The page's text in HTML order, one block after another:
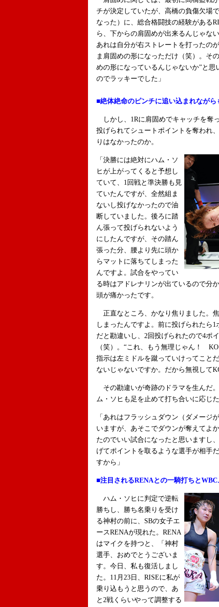
チが決定していたが、高橋の負傷欠場
なった）に、総合格闘技の経験がある
ら、下からの肩固めが出来るんじゃな
あれは自分が右ストレートを打ったの
ま肩固めの形になっただけ（笑）。
めの形になっているんじゃないか”と
のでラッキーでした」
■絶体絶命のピンチに追い込まれながら
しかし、1Rに肩固めでキャッチを奪
投げられてシュートポイントを奪われ
りはなかったのか。
「決勝には絶対にハム・ソ
ヒが上がってくると予想し
ていて、1回戦と準決勝も見
ていたんですが、全然組ま
ないし投げなかったので油
断していました。後ろに踏
ん張って投げられないよう
にしたんですが、その踏ん
張った分、腰より先に頭か
らマットに落ちてしまった
んですよ。試合をやってい
る時はアドレナリンが出ているので分
頭が痛かったです。
正直なところ、かなり焦りました。
しまったんですよ。前に投げられたら
だと勘違いし、2回投げられたので4ポ
（笑）。“これ、もう無理じゃん！
指示は左ミドルを蹴っていけってこと
ないじゃないですか。だから無視して
その勘違いが奇跡のドラマを生んだ
ム・ソヒも足を止めて打ち合いに応じ
「あれはフラッシュダウン（ダメージ
いますが、あそこでダウンが奪えてよ
たのでいい試合になったと思いますし
げてポイントを取るような選手が相手
すから」
■注目されるRENAとの一騎打ちと
ハム・ソヒに判定で逆転
勝ちし、勝ち名乗りを受け
る神村の前に、SBの女子エ
ースRENAが現れた。RENA
はマイクを持つと、「神村
選手、おめでとうございま
す。今日、私も復活しまし
た。11月23日、RISEに私が
乗り込もうと思うので、あ
と2戦くらいやって調整する